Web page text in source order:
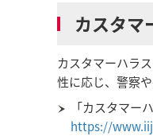
カスタマ
カスタマーハラ
性に応じ、警察
「カスタマー
https://